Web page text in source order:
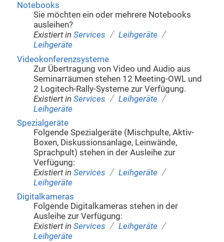
Notebooks
Sie möchten ein oder mehrere Notebooks
ausleihen?
Existiert in Services / Leihgeräte /
Leihgeräte
Videokonferenzsysteme
Zur Übertragung von Video und Audio aus
Seminarräumen stehen 12 Meeting-OWL und
2 Logitech-Rally-Systeme zur Verfügung.
Existiert in Services / Leihgeräte /
Leihgeräte
Spezialgeräte
Folgende Spezialgeräte (Mischpulte, Aktiv-
Boxen, Diskussionsanlage, Leinwände,
Sprachpult) stehen in der Ausleihe zur
Verfügung:
Existiert in Services / Leihgeräte /
Leihgeräte
Digitalkameras
Folgende Digitalkameras stehen in der
Ausleihe zur Verfügung:
Existiert in Services / Leihgeräte /
Leihgeräte